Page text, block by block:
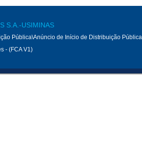
S.A.-USIMINAS
Pública\Anúncio de Início de Distribuição Pública
- (FCA V1)